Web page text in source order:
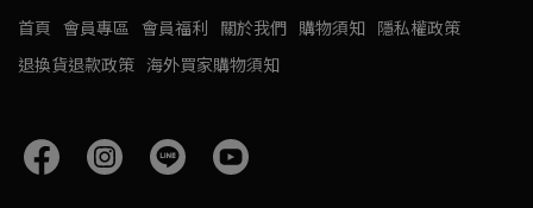
首頁 會員專區 會員福利 關於我們 購物須知 隱私權政策
退換貨退款政策 海外買家購物須知